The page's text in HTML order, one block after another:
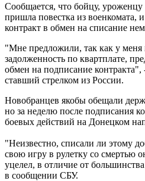
Сообщается, что бойцу, уроженцу
пришла повестка из военкомата,
контракт в обмен на списание
"Мне предложили, так как у меня
задолженность по квартплате,
обмен на подписание контракта",
ставший стрелком из России.
Новобранцев якобы обещали
но за неделю после подписания
боевых действий на Донецком
"Неизвестно, списали ли этому
свою игру в рулетку со смертью
уцелел, в отличие от
в сообщении СБУ.